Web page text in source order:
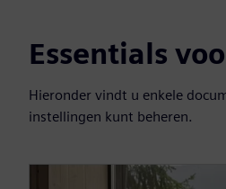
Essentials
Hieronder vindt u enkele
instellingen kunt beheren.